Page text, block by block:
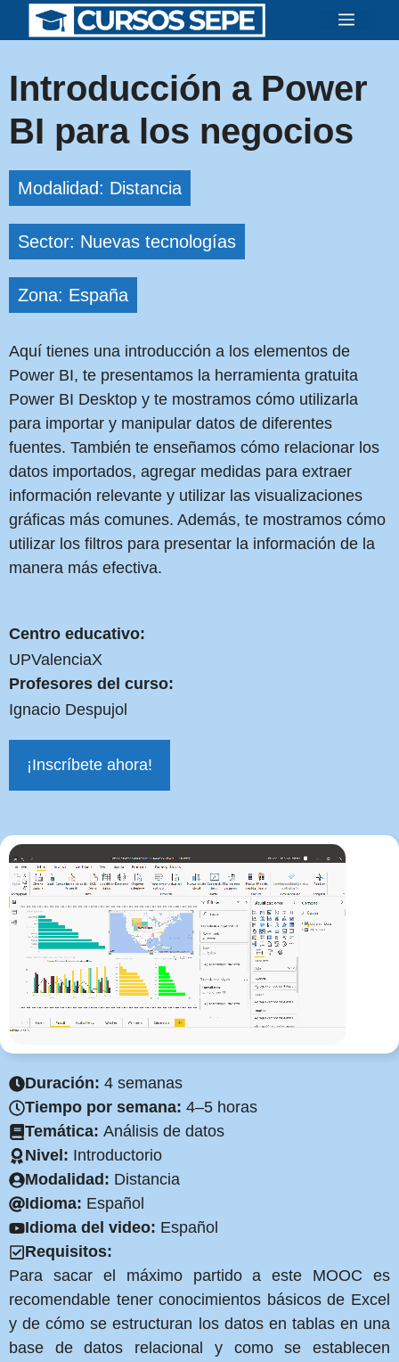
Saltar
Menú
Introducción a Power
BI para los negocios
Modalidad: Distancia
Sector: Nuevas tecnologías
Zona: España
Aquí tienes una introducción a los elementos de
Power BI, te presentamos la herramienta gratuita
Power BI Desktop y te mostramos cómo utilizarla
para importar y manipular datos de diferentes
fuentes. También te enseñamos cómo relacionar los
datos importados, agregar medidas para extraer
información relevante y utilizar las visualizaciones
gráficas más comunes. Además, te mostramos cómo
utilizar los filtros para presentar la información de la
manera más efectiva.
Centro educativo:
UPValenciaX
Profesores del curso:
Ignacio Despujol
¡Inscríbete ahora!
Duración: 4 semanas
Tiempo por semana: 4–5 horas
Temática: Análisis de datos
Nivel: Introductorio
Modalidad: Distancia
Idioma: Español
Idioma del video: Español
Requisitos:
Para sacar el máximo partido a este MOOC es
recomendable tener conocimientos básicos de Excel
y de cómo se estructuran los datos en tablas en una
base de datos relacional y como se establecen